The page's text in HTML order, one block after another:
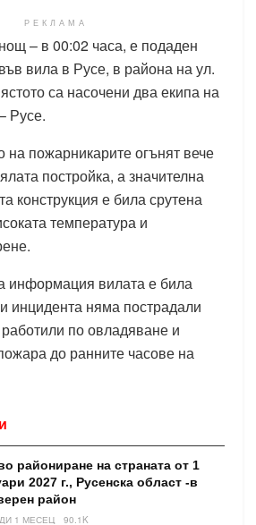
РЕКЛАМА
– в 00:02 часа, е подаден
вила в Русе, в района на ул.
са насочени два екипа на
Русе.
на пожарникарите огънят вече
постройка, а значителна
конструкция е била срутена
температура и
информация вилата е била
инцидента няма пострадали
по овладяване и
до ранните часове на
райониране на страната от 1
2027 г., Русенска област -в
район
1 МЕСЕЦ 90.1K